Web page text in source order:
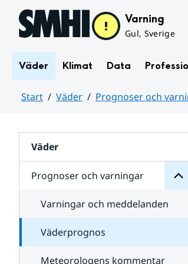
Hoppa till sidans innehåll Varning
Gul, Sverige
Väder Klimat Data
Start Väder Prognoser och
Väder
Prognoser och varningar
för
Varningar och meddelanden
Väderprognos
Meteorologens kommentar